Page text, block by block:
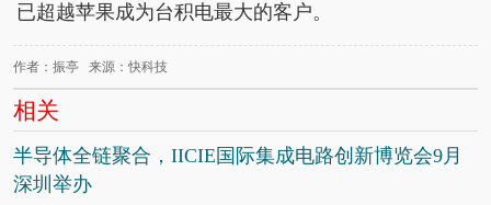
已超越苹果成为台积电最大的客户。
作者：振亭 来源：快科技
相关
半导体全链聚合，IICIE国际集成电路创新博览会9月
深圳举办